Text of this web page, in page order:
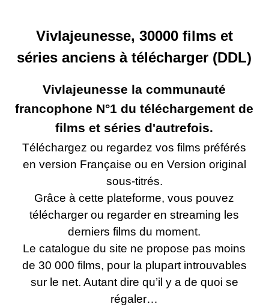
Vivlajeunesse, 30000 films et
séries anciens à télécharger (DDL)
Vivlajeunesse la communauté
francophone N°1 du téléchargement de
films et séries d'autrefois.
Téléchargez ou regardez vos films préférés
en version Française ou en Version original
sous-titrés.
Grâce à cette plateforme, vous pouvez
télécharger ou regarder en streaming les
derniers films du moment.
Le catalogue du site ne propose pas moins
de 30 000 films, pour la plupart introuvables
sur le net. Autant dire qu’il y a de quoi se
régaler…